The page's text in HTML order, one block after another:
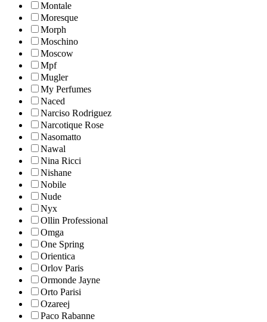
Montale
Moresque
Morph
Moschino
Moscow
Mpf
Mugler
My Perfumes
Naced
Narciso Rodriguez
Narcotique Rose
Nasomatto
Nawal
Nina Ricci
Nishane
Nobile
Nude
Nyx
Ollin Professional
Omga
One Spring
Orientica
Orlov Paris
Ormonde Jayne
Orto Parisi
Ozareej
Paco Rabanne